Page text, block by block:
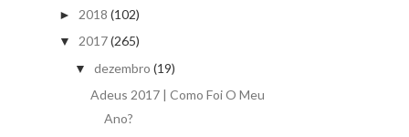
► 2018 (102)
▼ 2017(265)
▼ dezembro (19)
Adeus 2017 | Como Foi O Meu
Ano?